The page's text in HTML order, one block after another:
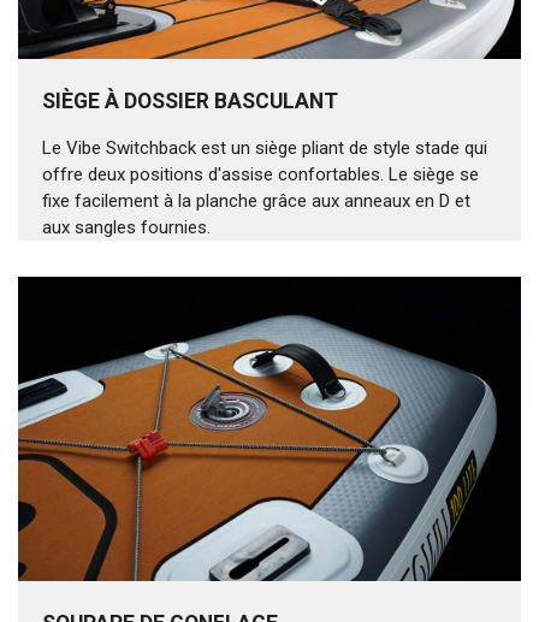
SIÈGE À DOSSIER BASCULANT
Le Vibe Switchback est un siège pliant de style stade qui
offre deux positions d'assise confortables. Le siège se
fixe facilement à la planche grâce aux anneaux en D et
aux sangles fournies.